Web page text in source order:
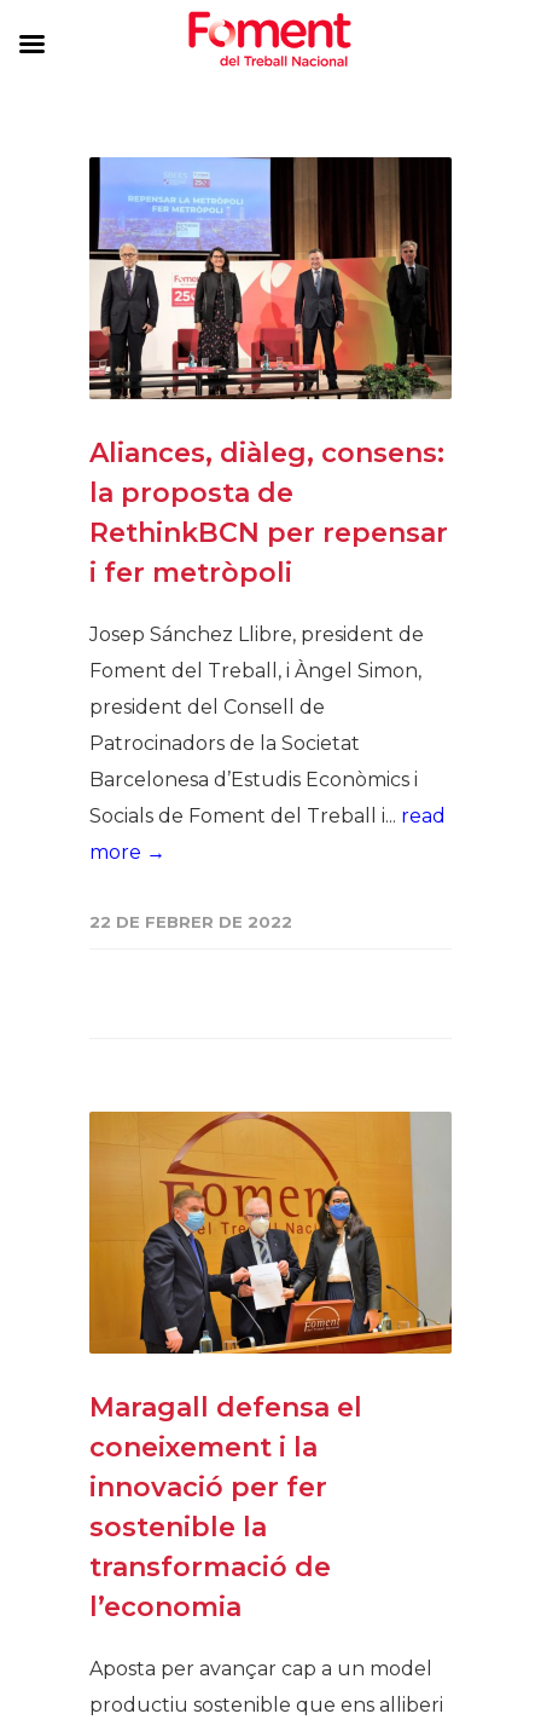
Aliances, diàleg, consens:
la proposta de
RethinkBCN per repensar
i fer metròpoli
Josep Sánchez Llibre, president de
Foment del Treball, i Àngel Simon,
president del Consell de
Patrocinadors de la Societat
Barcelonesa d’Estudis Econòmics i
Socials de Foment del Treball i... read
more →
22 DE FEBRER DE 2022
Maragall defensa el
coneixement i la
innovació per fer
sostenible la
transformació de
l’economia
Aposta per avançar cap a un model
productiu sostenible que ens alliberi